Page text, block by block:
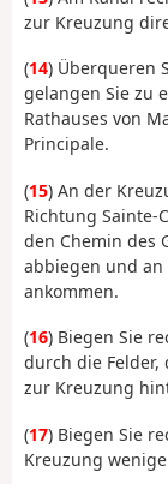
zur Kreuzung
(14) Überqueren
gelangen Sie zu
Rathauses von
Principale.
(15) An der
Richtung Sainte-
den Chemin des
abbiegen und
ankommen.
(16) Biegen Sie
durch die Felder,
zur Kreuzung
(17) Biegen Sie
Kreuzung